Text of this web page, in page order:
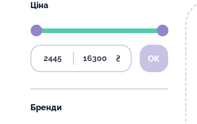
Ціна
₴ ОК
Бренди